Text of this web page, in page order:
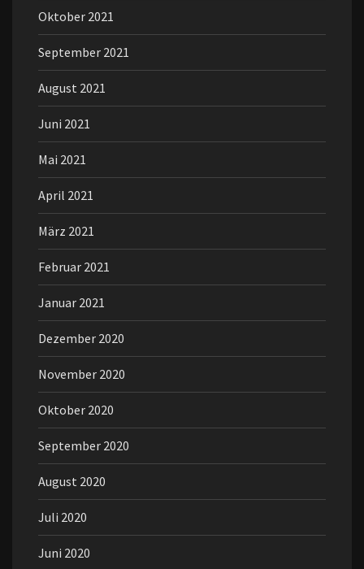
Oktober 2021
September 2021
August 2021
Juni 2021
Mai 2021
April 2021
März 2021
Februar 2021
Januar 2021
Dezember 2020
November 2020
Oktober 2020
September 2020
August 2020
Juli 2020
Juni 2020